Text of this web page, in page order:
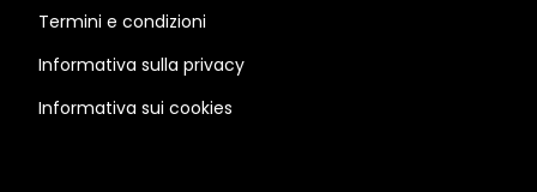
Termini e condizioni
Informativa sulla privacy
Informativa sui cookies